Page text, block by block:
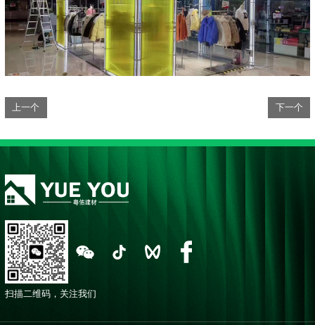
上一个 下一个
扫描二维码，关注我们